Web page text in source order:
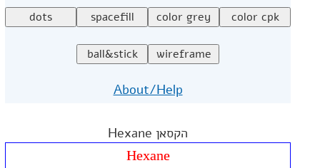
About/Help
הקסאן Hexane